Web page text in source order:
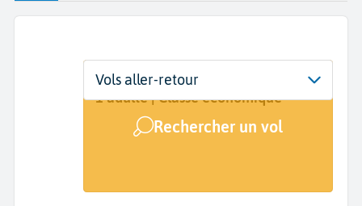
Départ
Bordeaux (BOD)
Dates
25 sept. - 28 sept.
Voyageurs | Classe
1 adulte | Classe économique
Rechercher un vol
Vols aller-retour